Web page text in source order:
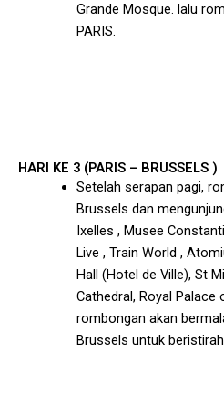
Grande Mosque. lalu
PARIS.
HARI KE 3 (PARIS – BRUSSELS )
Setelah serapan pagi,
Brussels dan
Ixelles , Musee
Live , Train World ,
Hall (Hotel de Ville), St
Cathedral, Royal Palace
rombongan akan
Brussels untuk